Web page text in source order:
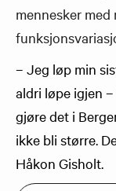
mennesker
– Jeg løp min
aldri løpe igjen
gjøre det i
ikke bli større.
Håkon Gisholt.